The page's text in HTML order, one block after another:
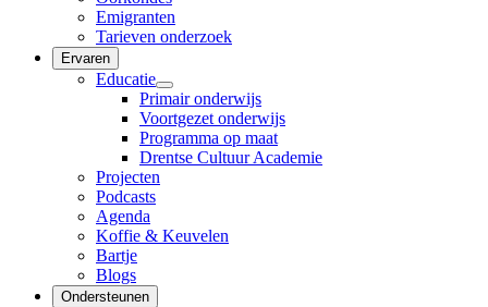
Emigranten
Tarieven onderzoek
Ervaren
Educatie
Primair onderwijs
Voortgezet onderwijs
Programma op maat
Drentse Cultuur Academie
Projecten
Podcasts
Agenda
Koffie & Keuvelen
Bartje
Blogs
Ondersteunen